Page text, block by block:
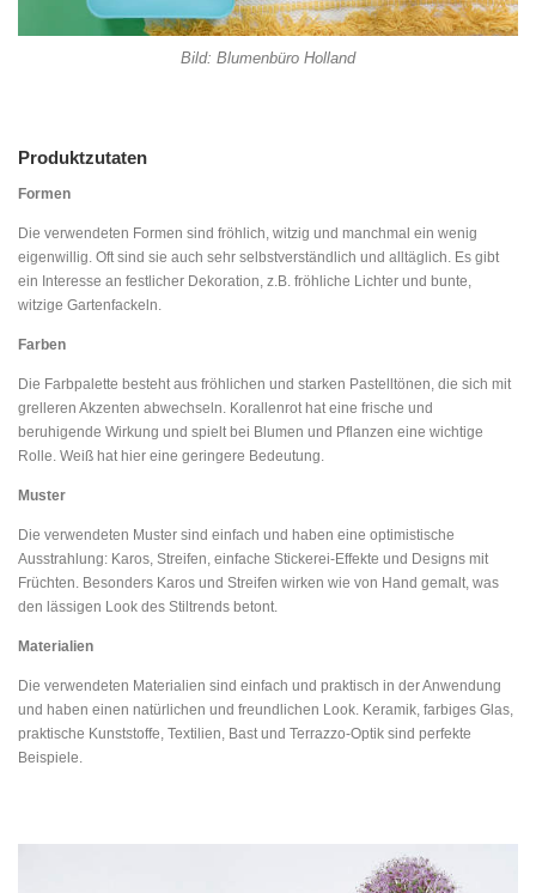
Bild: Blumenbüro Holland
Produktzutaten
Formen
Die verwendeten Formen sind fröhlich, witzig und manchmal ein wenig
eigenwillig. Oft sind sie auch sehr selbstverständlich und alltäglich. Es gibt
ein Interesse an festlicher Dekoration, z.B. fröhliche Lichter und bunte,
witzige Gartenfackeln.
Farben
Die Farbpalette besteht aus fröhlichen und starken Pastelltönen, die sich mit
grelleren Akzenten abwechseln. Korallenrot hat eine frische und
beruhigende Wirkung und spielt bei Blumen und Pflanzen eine wichtige
Rolle. Weiß hat hier eine geringere Bedeutung.
Muster
Die verwendeten Muster sind einfach und haben eine optimistische
Ausstrahlung: Karos, Streifen, einfache Stickerei-Effekte und Designs mit
Früchten. Besonders Karos und Streifen wirken wie von Hand gemalt, was
den lässigen Look des Stiltrends betont.
Materialien
Die verwendeten Materialien sind einfach und praktisch in der Anwendung
und haben einen natürlichen und freundlichen Look. Keramik, farbiges Glas,
praktische Kunststoffe, Textilien, Bast und Terrazzo-Optik sind perfekte
Beispiele.